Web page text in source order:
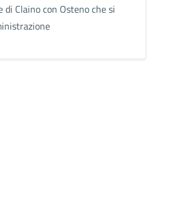
di Claino con Osteno che si